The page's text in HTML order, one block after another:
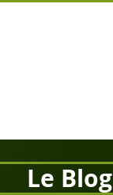
Le Blog